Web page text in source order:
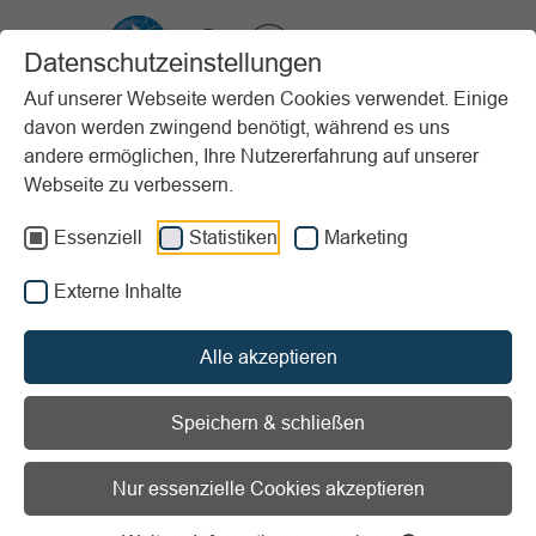
Datenschutzeinstellungen
Auf unserer Webseite werden Cookies verwendet. Einige
davon werden zwingend benötigt, während es uns
andere ermöglichen, Ihre Nutzererfahrung auf unserer
Webseite zu verbessern.
Essenziell Statistiken Marketing
Externe Inhalte
Alle akzeptieren
Speichern & schließen
Nur essenzielle Cookies akzeptieren
Startseite Sportpraxis
Stundenbeispiele (PfP)
Kinder und Jugendliche
Das B bringt Bewegung
Vorlesen
Informationen zum Readspeaker öffnen
Alter:Ab 6 Jahren
Koordination und Balance / Mitgestaltung/Kreativität und
Mitbestimmung / Sprache
Turn- und Sportgeräte